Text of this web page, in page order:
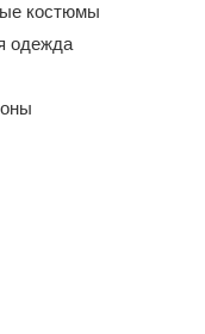
костюмы
одежда